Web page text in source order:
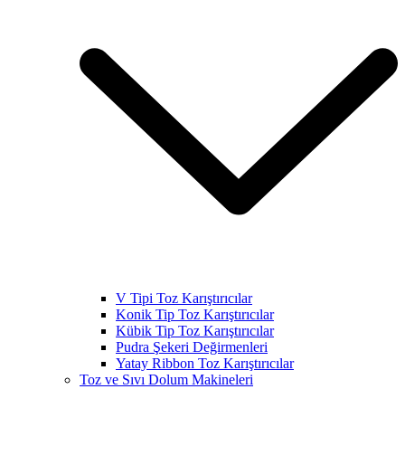
V Tipi Toz Karıştırıcılar
Konik Tip Toz Karıştırıcılar
Kübik Tip Toz Karıştırıcılar
Pudra Şekeri Değirmenleri
Yatay Ribbon Toz Karıştırıcılar
Toz ve Sıvı Dolum Makineleri